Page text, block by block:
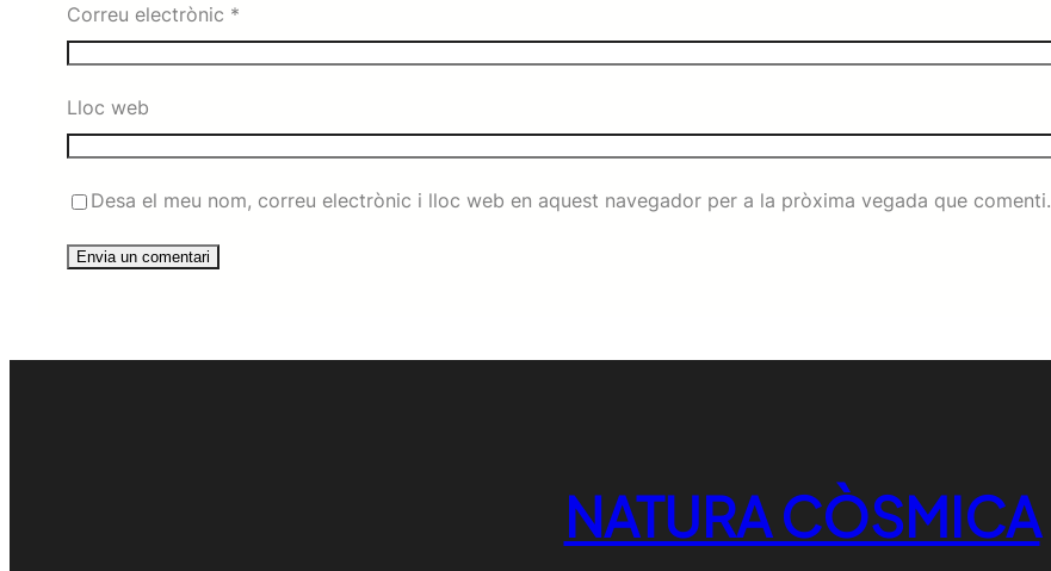
Correu electrònic *
Lloc web
Desa el meu nom, correu electrònic i lloc web en aquest navegador per a la pròxima vegada que comenti.
NATURA CÒSMICA